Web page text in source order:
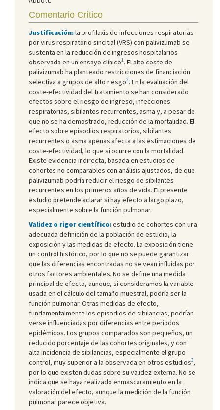
Comentario Crítico
Justificación:la profilaxis de infecciones respiratorias
por virus respiratorio sincitial (VRS) con palivizumab se
sustenta en la reducción de ingresos hospitalarios
observada en un ensayo clínico1. El alto coste de
palivizumab ha planteado restricciones de financiación
selectiva a grupos de alto riesgo2. En la evaluación del
coste-efectividad del tratamiento se han considerado
efectos sobre el riesgo de ingreso, infecciones
respiratorias, sibilantes recurrentes, asma y, a pesar de
que no se ha demostrado, reducción de la mortalidad. El
efecto sobre episodios respiratorios, sibilantes
recurrentes o asma apenas afecta a las estimaciones de
coste-efectividad, lo que sí ocurre con la mortalidad.
Existe evidencia indirecta, basada en estudios de
cohortes no comparables con análisis ajustados, de que
palivizumab podría reducir el riesgo de sibilantes
recurrentes en los primeros años de vida. El presente
estudio pretende aclarar si hay efecto a largo plazo,
especialmente sobre la función pulmonar.
Validez o rigor científico:estudio de cohortes con una
adecuada definición de la población de estudio, la
exposición y las medidas de efecto. La exposición tiene
un control histórico, por lo que no se puede garantizar
que las diferencias encontradas no se vean influidas por
otros factores ambientales. No se define una medida
principal de efecto, aunque, si consideramos la variable
usada en el cálculo del tamaño muestral, podría ser la
función pulmonar. Otras medidas de efecto,
fundamentalmente los episodios de sibilancias, podrían
verse influenciadas por diferencias entre periodos
epidémicos. Los grupos comparados son pequeños, un
reducido porcentaje de las cohortes originales, y con
alta incidencia de sibilancias, especialmente el grupo
control, muy superior a la observada en otros estudios3,
por lo que existen dudas sobre su validez externa. No se
indica que se haya realizado enmascaramiento en la
valoración del efecto, aunque la medición de la función
pulmonar parece objetiva.